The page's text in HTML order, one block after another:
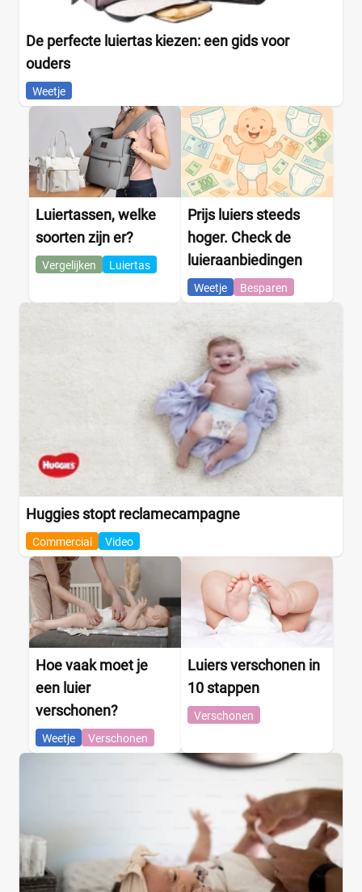
De perfecte luiertas kiezen: een gids voor
ouders
Weetje
Luiertassen, welke
soorten zijn er?
Vergelijken Luiertas
Prijs luiers steeds
hoger. Check de
luieraanbiedingen
Weetje Besparen
Huggies stopt reclamecampagne
Commercial Video
Hoe vaak moet je
een luier
verschonen?
Weetje Verschonen
Luiers verschonen in
10 stappen
Verschonen